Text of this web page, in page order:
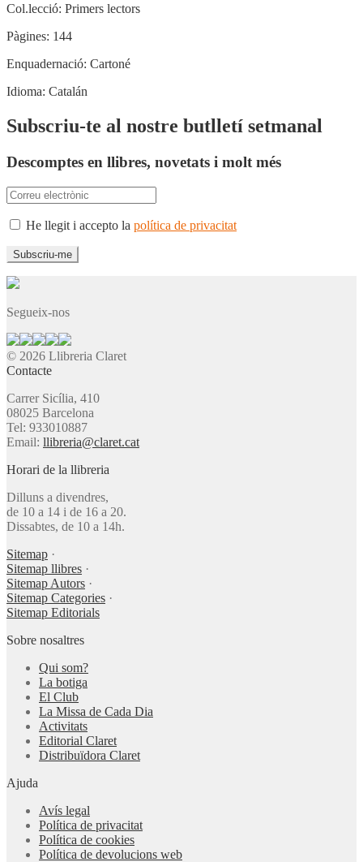
Col.lecció: Primers lectors
Pàgines: 144
Enquadernació: Cartoné
Idioma: Catalán
Subscriu-te al nostre butlletí setmanal
Descomptes en llibres, novetats i molt més
He llegit i accepto la política de privacitat
Segueix-nos
© 2026 Llibreria Claret
Contacte
Carrer Sicília, 410
08025 Barcelona
Tel: 933010887
Email: llibreria@claret.cat
Horari de la llibreria
Dilluns a divendres,
de 10 a 14 i de 16 a 20.
Dissabtes, de 10 a 14h.
Sitemap ·
Sitemap llibres ·
Sitemap Autors ·
Sitemap Categories ·
Sitemap Editorials
Sobre nosaltres
Qui som?
La botiga
El Club
La Missa de Cada Dia
Activitats
Editorial Claret
Distribuïdora Claret
Ajuda
Avís legal
Política de privacitat
Política de cookies
Política de devolucions web